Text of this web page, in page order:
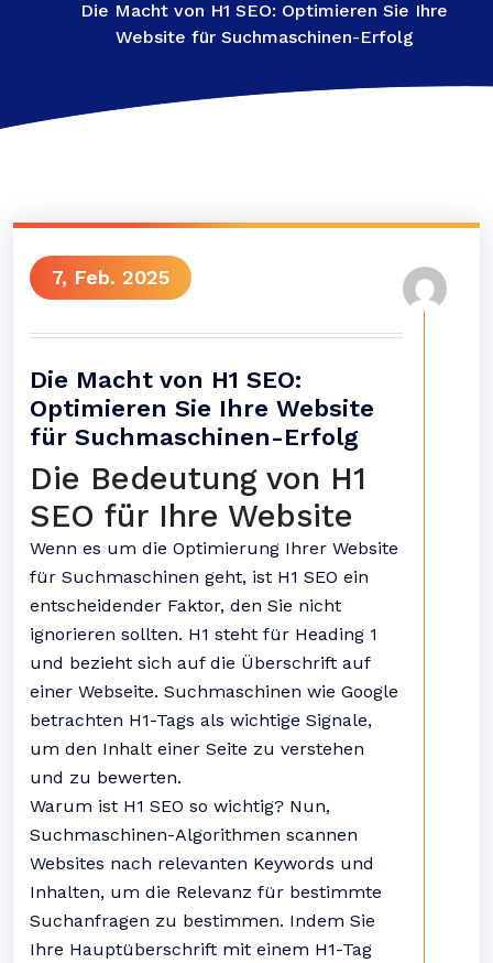
Die Macht von H1 SEO: Optimieren Sie Ihre
Website für Suchmaschinen-Erfolg
7, Feb. 2025
Die Macht von H1 SEO:
Optimieren Sie Ihre Website
für Suchmaschinen-Erfolg
Die Bedeutung von H1
SEO für Ihre Website
Wenn es um die Optimierung Ihrer Website
für Suchmaschinen geht, ist H1 SEO ein
entscheidender Faktor, den Sie nicht
ignorieren sollten. H1 steht für Heading 1
und bezieht sich auf die Überschrift auf
einer Webseite. Suchmaschinen wie Google
betrachten H1-Tags als wichtige Signale,
um den Inhalt einer Seite zu verstehen
und zu bewerten.
Warum ist H1 SEO so wichtig? Nun,
Suchmaschinen-Algorithmen scannen
Websites nach relevanten Keywords und
Inhalten, um die Relevanz für bestimmte
Suchanfragen zu bestimmen. Indem Sie
Ihre Hauptüberschrift mit einem H1-Tag